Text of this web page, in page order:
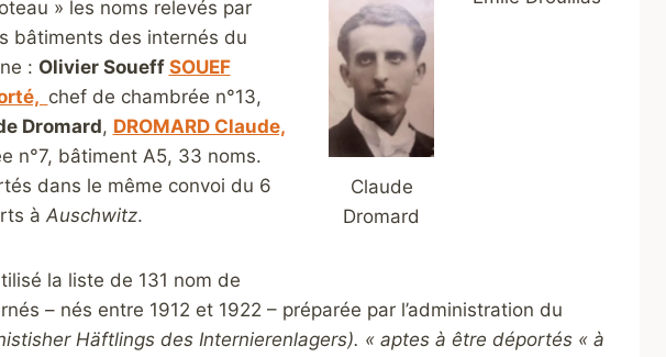
Claude
Dromard
» les noms relevés par
bâtiments des internés du
: Olivier Soueff SOUEF
chef de chambrée n°13,
Dromard, DROMARD Claude,
n°7, bâtiment A5, 33 noms.
dans le même convoi du 6
à Auschwitz.
la liste de 131 nom de
– nés entre 1912 et 1922 – préparée par l’administration du
Häftlings des Internierenlagers). « aptes à être déportés « à